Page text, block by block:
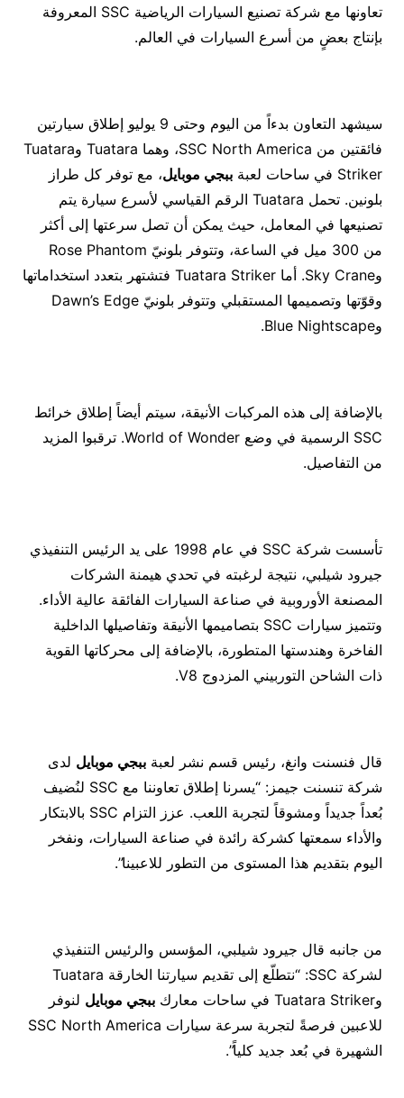
تعاونها مع شركة تصنيع السيارات الرياضية SSC المعروفة
بإنتاج بعضٍ من أسرع السيارات في العالم.
سيشهد التعاون بدءاً من اليوم وحتى 9 يوليو إطلاق سيارتين
فائقتين من SSC North America، وهما Tuatara وTuatara
Striker في ساحات لعبة
ببجي موبايل، مع توفر كل طراز
بلونين. تحمل Tuatara الرقم القياسي لأسرع سيارة يتم
تصنيعها في المعامل، حيث يمكن أن تصل سرعتها إلى أكثر
من 300 ميل في الساعة، وتتوفر بلونيّ Rose Phantom
وSky Crane. أما Tuatara Striker فتشتهر بتعدد استخداماتها
وقوّتها وتصميمها المستقبلي وتتوفر بلونيّ Dawn’s Edge
وBlue Nightscape.
بالإضافة إلى هذه المركبات الأنيقة، سيتم أيضاً إطلاق خرائط
SSC الرسمية في وضع World of Wonder. ترقبوا المزيد
من التفاصيل.
تأسست شركة SSC في عام 1998 على يد الرئيس التنفيذي
جيرود شيلبي، نتيجة لرغبته في تحدي هيمنة الشركات
المصنعة الأوروبية في صناعة السيارات الفائقة عالية الأداء.
وتتميز سيارات SSC بتصاميمها الأنيقة وتفاصيلها الداخلية
الفاخرة وهندستها المتطورة، بالإضافة إلى محركاتها القوية
ذات الشاحن التوربيني المزدوج V8.
قال فنسنت وانغ، رئيس قسم نشر لعبة ببجي موبايل لدى
شركة تنسنت جيمز: “يسرنا إطلاق تعاوننا مع SSC لنُضيف
بُعداً جديداً ومشوقاً لتجربة اللعب. عزز التزام SSC بالابتكار
والأداء سمعتها كشركة رائدة في صناعة السيارات، ونفخر
اليوم بتقديم هذا المستوى من التطور للاعبينا”.
من جانبه قال جيرود شيلبي، المؤسس والرئيس التنفيذي
لشركة SSC: “نتطلّع إلى تقديم سيارتنا الخارقة Tuatara
وTuatara Striker في ساحات معارك
ببجي موبايل لنوفر
للاعبين فرصةً لتجربة سرعة سيارات SSC North America
الشهيرة في بُعد جديد كلياً”.